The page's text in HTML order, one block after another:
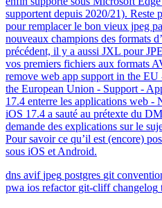
supportent depuis 2020/21). Reste
pour remplacer le bon vieux jpeg
nouveaux champions des formats
précédent, il y a aussi JXL pour
vos premiers fichiers aux formats
remove web app support in the
the European Union - Support -
17.4 enterre les applications web -
iOS 17.4 a sauté au prétexte du
demande des explications sur le
Pour savoir ce qu’il est (encore)
sous iOS et Android.
dns avif jpeg postgres git
pwa ios refactor git-cliff changelog